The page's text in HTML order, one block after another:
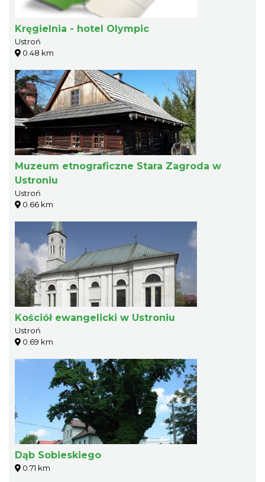
Kręgielnia - hotel Olympic
Ustroń
0.48 km
Muzeum etnograficzne Stara Zagroda w
Ustroniu
Ustroń
0.66 km
Kościół ewangelicki w Ustroniu
Ustroń
0.69 km
Dąb Sobieskiego
0.71 km